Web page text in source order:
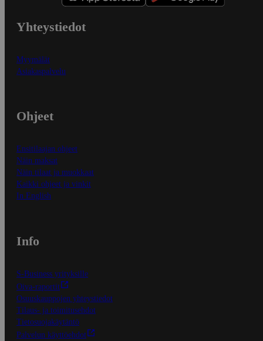
Yhteystiedot
Myymälät
Asiakaspalvelu
Ohjeet
Ensitilaajan ohjeet
Näin maksat
Näin tilaat ja muokkaat
Kaikki ohjeet ja vinkit
In English
Info
S-Business yrityksille
Oiva-raportit
Osuuskauppojen yhteystiedot
Tilaus- ja toimitusehdot
Tietosuojakäytäntö
Palvelun käyttöehdot